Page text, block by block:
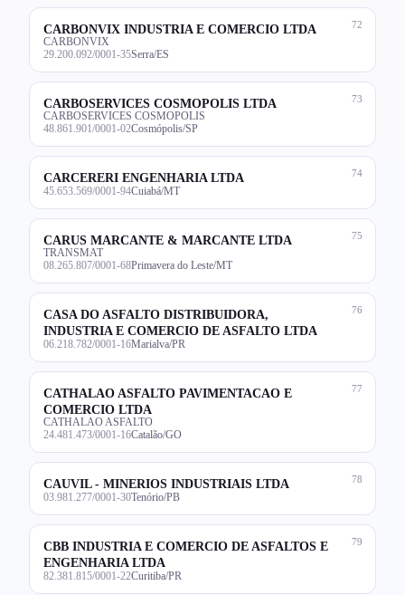
72
CARBONVIX INDUSTRIA E COMERCIO LTDA
CARBONVIX
29.200.092/0001-35Serra/ES
73
CARBOSERVICES COSMOPOLIS LTDA
CARBOSERVICES COSMOPOLIS
48.861.901/0001-02Cosmópolis/SP
74
CARCERERI ENGENHARIA LTDA
45.653.569/0001-94Cuiabá/MT
75
CARUS MARCANTE & MARCANTE LTDA
TRANSMAT
08.265.807/0001-68Primavera do Leste/MT
76
CASA DO ASFALTO DISTRIBUIDORA,
INDUSTRIA E COMERCIO DE ASFALTO LTDA
06.218.782/0001-16Marialva/PR
77
CATHALAO ASFALTO PAVIMENTACAO E
COMERCIO LTDA
CATHALAO ASFALTO
24.481.473/0001-16Catalão/GO
78
CAUVIL - MINERIOS INDUSTRIAIS LTDA
03.981.277/0001-30Tenório/PB
79
CBB INDUSTRIA E COMERCIO DE ASFALTOS E
ENGENHARIA LTDA
82.381.815/0001-22Curitiba/PR